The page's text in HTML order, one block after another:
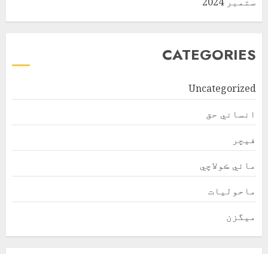
CATEGORIES
Uncategorized
انساني حق
فیچر
مائي ڪولاچي
ماحولیات
ميگزن